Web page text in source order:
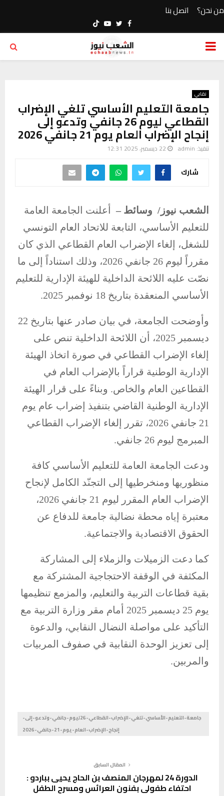
من نحن؟ اتصل بنا
Facebook
Twitter
Youtube
PRIMARY
نقابي
جامعة التعليم الأساسي تلغي الإضراب
القطاعي ليوم 26 جانفي وتدعو إلى
إنجاح الإضراب العام يوم 21 جانفي 2026
تنفيذ: admin 22 ديسمبر، 2025 12:31
شارك
الشعب نيوز/ وسائط – أعلنت الجامعة العامة
للتعليم الأساسي، التابعة للاتحاد العام التونسي
للشغل، إلغاء الإضراب العام القطاعي الذي كان
مقرراً ليوم 26 جانفي 2026، وذلك استناداً إلى ما
نصّت عليه اللائحة الداخلية للهيئة الإدارية للتعليم
الأساسي المنعقدة بتاريخ 18 نوفمبر 2025.
وأوضحت الجامعة، في بيان صادر عنها بتاريخ 22
ديسمبر 2025، أن اللائحة الداخلية تنص على
إلغاء الإضراب القطاعي في صورة اتخاذ الهيئة
الإدارية الوطنية قراراً بالإضراب العام في
القطاعين العام والخاص. وبناءً على قرار الهيئة
الإدارية الوطنية القاضي بتنفيذ إضراب عام يوم
21 جانفي 2026، تقرر إلغاء الإضراب القطاعي
المبرمج ليوم 26 جانفي.
ودعت الجامعة العامة للتعليم الأساسي كافة
منظوريها ومنخرطيها إلى التجنّد الكامل لإنجاح
الإضراب العام المقرر ليوم 21 جانفي 2026،
معتبرة إياه محطة نضالية جامعة للدفاع عن
الحقوق الاقتصادية والاجتماعية.
كما دعت الزميلات والزملاء إلى المشاركة
المكثفة في الوقفة الاحتجاجية المشتركة مع
بقية قطاعات التربية والتعليم، والمزمع تنظيمها
يوم 25 ديسمبر 2025 أمام مقر وزارة التربية مع
التأكيد على مواصلة النضال النقابي، والدعوة
إلى تعزيز الوحدة النقابية في صفوف المربيات
والمربين.
جامعة-التعليم-الأساسي-تلغي-الإضراب-القطاعي-26ليوم-جانفي-وتدعو-إلى-
إنجاح-الإضراب-العام-يوم-21-جانفي-2026
المقال السابق
الدورة 24 لمهرجان المنصف بن الحاج يحيى بباردو :
احتفاء طفولي بفنون العرائس ومسرح الطفل